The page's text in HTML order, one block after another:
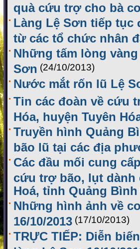
quà cứu trợ cho bà
Làng Lệ Sơn tiếp tục
từ các tổ chức nhân
Những tấm lòng
Sơn (24/10/2013)
Nước mắt rốn lũ Lệ
Tin các đoàn về cứu
Hóa, huyện Tuyên
Truyền hình Quảng
bão lũ tại các địa
Các đầu mối cung
cứu trợ bão, lụt dành
Hoá, tỉnh Quảng Bình
Những hình ảnh về
16/10/2013 (17/10/2013)
TRỰC TIẾP: Diễn